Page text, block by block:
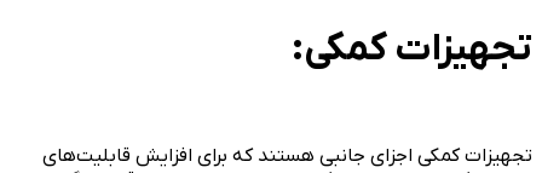
تجهیزات کمکی:
تجهیزات کمکی اجزای جانبی هستند که برای افزایش قابلیت‌های